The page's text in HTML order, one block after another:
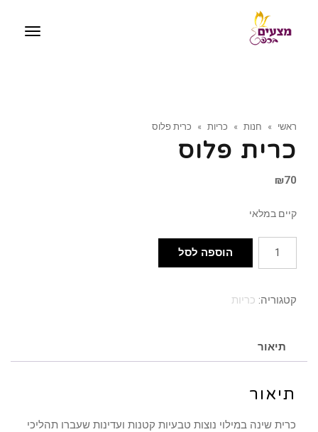
תפריט
ראשי » חנות » כריות » כרית פלוס
כרית פלוס
₪70
קיים במלאי
כמות
של
פלוס
הוספה לסל
קטגוריה: כריות
תיאור
תיאור
כרית שינה במילוי נוצות טבעיות קטנות ועדינות שעברו תהליכי